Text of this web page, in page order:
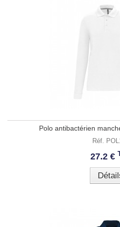
Polo antibactérien
Réf.
27.2 €